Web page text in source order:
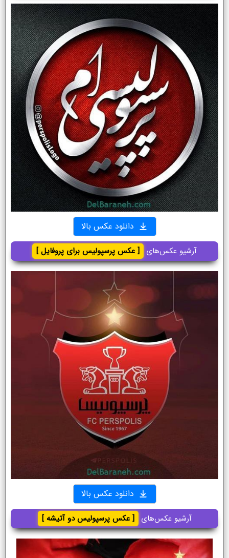
دانلود عکس بالا
آرشیو عکس‌های [ عکس پرسپولیس برای پروفایل ]
دانلود عکس بالا
آرشیو عکس‌های [ عکس پرسپولیس دو آتیشه ]